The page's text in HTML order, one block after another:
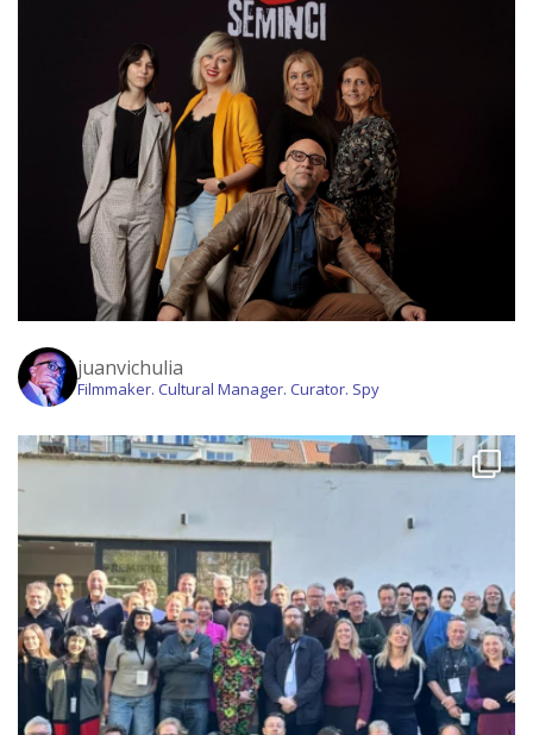
juanvichulia
Filmmaker. Cultural Manager. Curator. Spy